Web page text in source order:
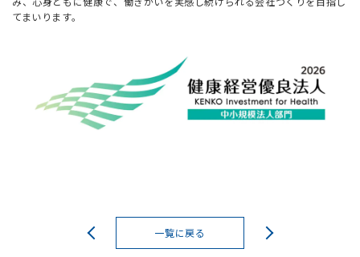
てまいります。
一覧に戻る